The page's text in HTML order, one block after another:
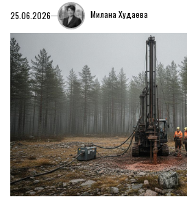
25.06.2026 Милана Худаева